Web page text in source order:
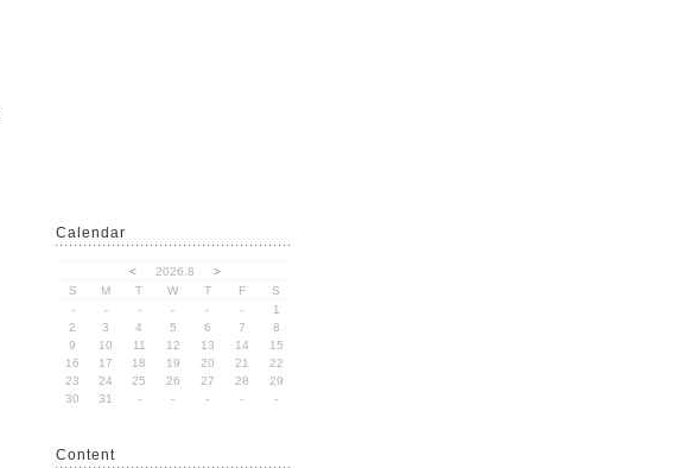
Calendar
< 2026.8
>
S
M T W T F
S
-
- - - - -
1
2
3 4 5 6 7
8
9
10 11 12 13 14
15
16
17 18 19 20 21
22
23
24 25 26 27 28
29
30
31 - - - - -
Content